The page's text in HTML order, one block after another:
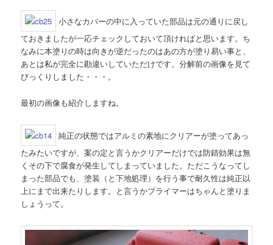
小さなカバーの中に入っていた部品は元の通りに戻し
ておきましたが一応チェックしておいて頂ければと思います。ち
なみに本塗りの時は向きが逆だったのはあの方が塗り易い事と、
あとは私が完全に勘違いしていただけです。分解前の画像を見て
びっくりしました・・・。
最初の画像も紹介しますね。
純正の状態ではアルミの素地にクリアーが塗ってあっ
たみたいですが、案の定と言うかクリアーだけでは防錆効果は無
くその下で腐食が発生してしまっていました。ただこうなってし
まった部品でも、塗装（と下地処理）を行う事で耐久性は純正以
上にまで出来たりします。と言うかプライマーはちゃんと塗りま
しょうって。